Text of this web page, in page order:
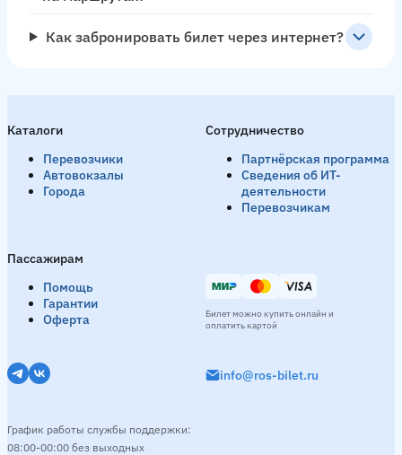
Как забронировать билет через интернет?
Каталоги
Перевозчики
Автовокзалы
Города
Пассажирам
Помощь
Гарантии
Оферта
Сотрудничество
Партнёрская программа
Сведения об ИТ-
деятельности
Перевозчикам
info@ros-bilet.ru
График работы службы поддержки:
08:00-00:00 без выходных
Билет можно купить онлайн и
оплатить картой